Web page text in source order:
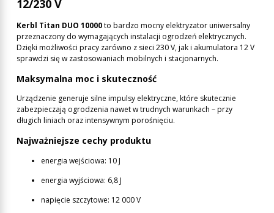
12/230 V
Kerbl Titan DUO 10000to bardzo mocny elektryzator uniwersalny
przeznaczony do wymagających instalacji ogrodzeń elektrycznych.
Dzięki możliwości pracy zarówno z sieci 230 V, jak i akumulatora 12 V
sprawdzi się w zastosowaniach mobilnych i stacjonarnych.
Maksymalna moc i skuteczność
Urządzenie generuje silne impulsy elektryczne, które skutecznie
zabezpieczają ogrodzenia nawet w trudnych warunkach – przy
długich liniach oraz intensywnym porośnięciu.
Najważniejsze cechy produktu
energia wejściowa: 10 J
energia wyjściowa: 6,8 J
napięcie szczytowe: 12 000 V